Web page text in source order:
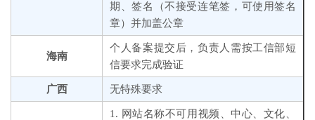
期、签名（不接受连笔签，可使用签名
章）并加盖公章
海南
个人备案提交后，负责人需按工信部短
信要求完成验证
广西 无特殊要求
1. 网站名称不可用视频、中心、文化、